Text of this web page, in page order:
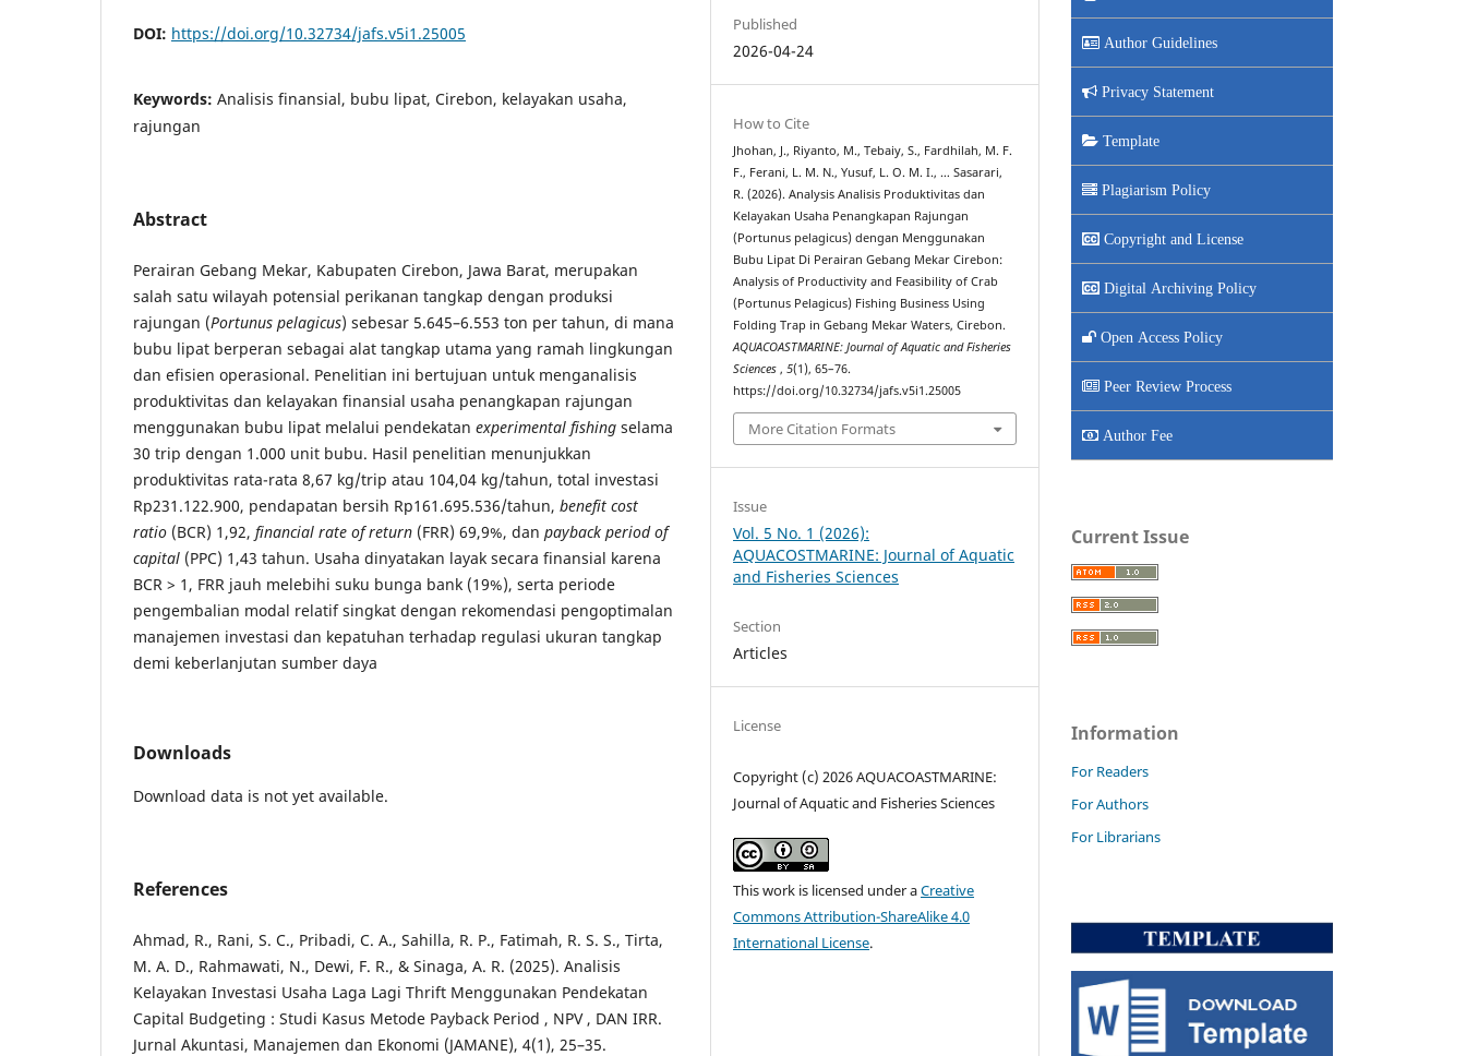
DOI: https://doi.org/10.32734/jafs.v5i1.25005
Keywords: Analisis finansial, bubu lipat, Cirebon, kelayakan usaha,
rajungan
Abstract
Perairan Gebang Mekar, Kabupaten Cirebon, Jawa Barat, merupakan
salah satu wilayah potensial perikanan tangkap dengan produksi
rajungan (Portunus pelagicus) sebesar 5.645–6.553 ton per tahun, di mana
bubu lipat berperan sebagai alat tangkap utama yang ramah lingkungan
dan efisien operasional. Penelitian ini bertujuan untuk menganalisis
produktivitas dan kelayakan finansial usaha penangkapan rajungan
menggunakan bubu lipat melalui pendekatan experimental fishing selama
30 trip dengan 1.000 unit bubu. Hasil penelitian menunjukkan
produktivitas rata-rata 8,67 kg/trip atau 104,04 kg/tahun, total investasi
Rp231.122.900, pendapatan bersih Rp161.695.536/tahun, benefit cost
ratio (BCR) 1,92, financial rate of return (FRR) 69,9%, dan payback period of
capital (PPC) 1,43 tahun. Usaha dinyatakan layak secara finansial karena
BCR > 1, FRR jauh melebihi suku bunga bank (19%), serta periode
pengembalian modal relatif singkat dengan rekomendasi pengoptimalan
manajemen investasi dan kepatuhan terhadap regulasi ukuran tangkap
demi keberlanjutan sumber daya
Downloads
Download data is not yet available.
References
Ahmad, R., Rani, S. C., Pribadi, C. A., Sahilla, R. P., Fatimah, R. S. S., Tirta,
M. A. D., Rahmawati, N., Dewi, F. R., & Sinaga, A. R. (2025). Analisis
Kelayakan Investasi Usaha Laga Lagi Thrift Menggunakan Pendekatan
Capital Budgeting : Studi Kasus Metode Payback Period , NPV , DAN IRR.
Jurnal Akuntasi, Manajemen dan Ekonomi (JAMANE), 4(1), 25–35.
Published
2026-04-24
How to Cite
Jhohan, J., Riyanto, M., Tebaiy, S., Fardhilah, M. F.
F., Ferani, L. M. N., Yusuf, L. O. M. I., … Sasarari,
R. (2026). Analysis Analisis Produktivitas dan
Kelayakan Usaha Penangkapan Rajungan
(Portunus pelagicus) dengan Menggunakan
Bubu Lipat Di Perairan Gebang Mekar Cirebon:
Analysis of Productivity and Feasibility of Crab
(Portunus Pelagicus) Fishing Business Using
Folding Trap in Gebang Mekar Waters, Cirebon.
AQUACOASTMARINE: Journal of Aquatic and Fisheries
Sciences,5(1), 65–76.
https://doi.org/10.32734/jafs.v5i1.25005
More Citation Formats
Issue
Vol. 5 No. 1 (2026):
AQUACOSTMARINE: Journal of Aquatic
and Fisheries Sciences
Section
Articles
License
Copyright (c) 2026 AQUACOASTMARINE:
Journal of Aquatic and Fisheries Sciences
This work is licensed under aCreative
Commons Attribution-ShareAlike 4.0
International License.
Author Guidelines
Privacy Statement
Template
Plagiarism Policy
Copyright and License
Digital Archiving Policy
Open Access Policy
Peer Review Process
Author Fee
Current Issue
Information
For Readers
For Authors
For Librarians